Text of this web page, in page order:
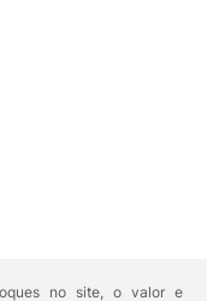
no site, o valor e